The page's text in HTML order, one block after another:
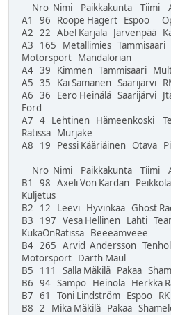
Nro Nimi Paikkakunta Tiimi
A1 96 Roope Hagert Espoo
A2 22 Abel Karjala Järvenpää
A3 165 Metallimies Tammisaari
Motorsport Mandalorian
A4 39 Kimmen Tammisaari
A5 35 Kai Samanen Saarijärvi
A6 36 Eero Heinälä Saarijärvi Jta
Ford
A7 4 Lehtinen Hämeenkoski
Ratissa Murjake
A8 19 Pessi Kääriäinen Otava
Nro Nimi Paikkakunta Tiimi
B1 98 Axeli Von Kardan
Kuljetus
B2 12 Leevi Hyvinkää Ghost
B3 197 Vesa Hellinen Lahti
KukaOnRatissa Beeeämveee
B4 265 Arvid Andersson
Motorsport Darth Maul
B5 111 Salla Mäkilä Pakaa
B6 94 Sampo Heinola Herkka
B7 61 Toni Lindström Espoo RK
B8 2 Mika Mäkilä Pakaa